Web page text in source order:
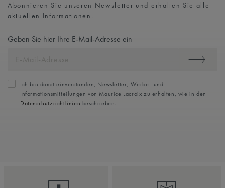
Abonnieren Sie unseren Newsletter und erhalten Sie alle
aktuellen Informationen.
Geben Sie hier Ihre E-Mail-Adresse ein
Ich bin damit einverstanden, Newsletter, Werbe- und
Informationsmitteilungen von Maurice Lacroix zu erhalten, wie in den
Datenschutzrichtlinien beschrieben.